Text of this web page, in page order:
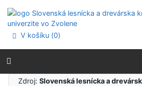
Prejsť na menu
Prehlásenie o webovej prístupnosti
V košíku (0)
Zdroj:Slovenská lesnícka a